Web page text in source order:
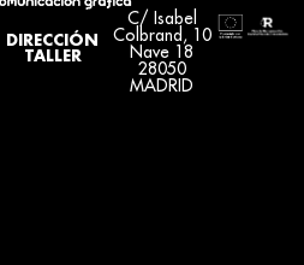
DIRECCIÓN
TALLER
C/ Isabel
Colbrand, 10
Nave 18
28050
MADRID